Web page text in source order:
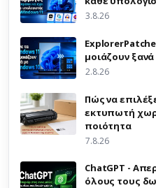
3.8.26
μοιάζουν
2.8.26
Πώς να
εκτυπωτή
ποιότητα
7.8.26
ChatGPT -
όλους τους